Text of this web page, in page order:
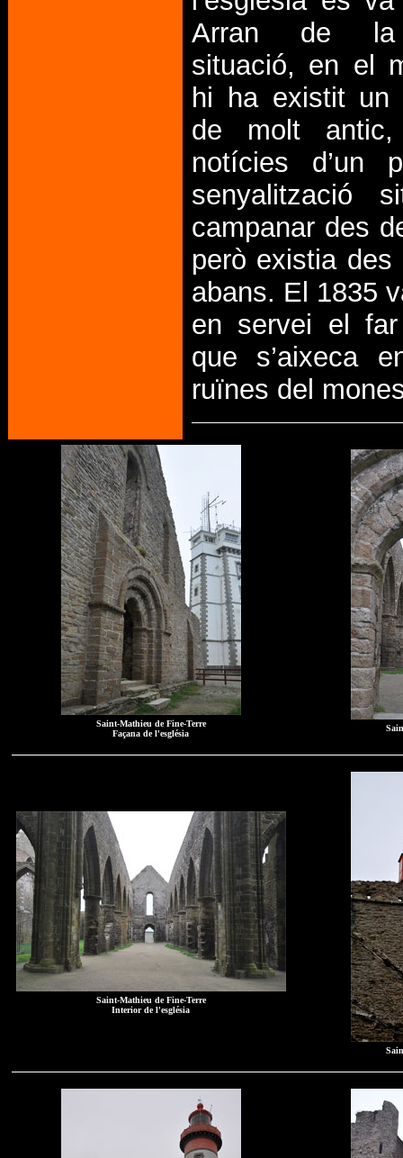
Arran de
situació, en el
hi ha existit un
de molt
notícies d’un
senyalització
campanar des
però existia des
abans. El 1835
en servei el
que s’aixeca
ruïnes del
Saint-Mathieu de Fine-Terre
Façana de l'església
Saint-Mathieu de Fine-Terre
Interior de l'església